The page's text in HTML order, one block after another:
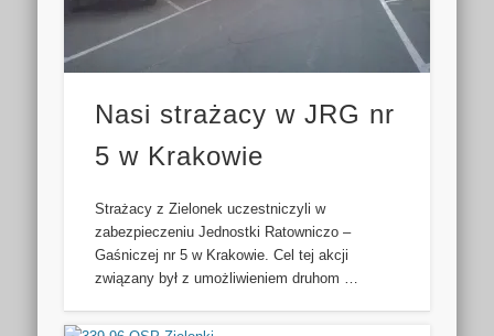
Nasi strażacy w JRG nr
5 w Krakowie
Strażacy z Zielonek uczestniczyli w
zabezpieczeniu Jednostki Ratowniczo –
Gaśniczej nr 5 w Krakowie. Cel tej akcji
związany był z umożliwieniem druhom …